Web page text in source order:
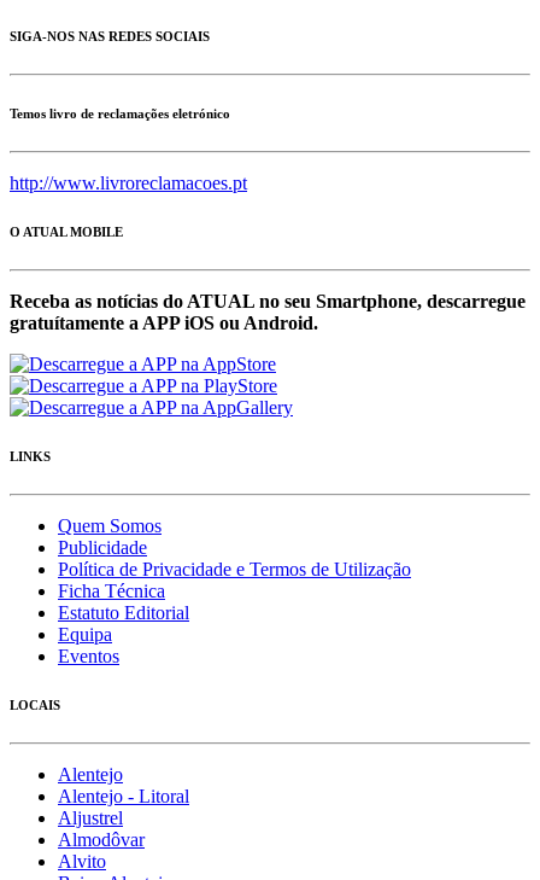
SIGA-NOS NAS REDES SOCIAIS
Temos livro de reclamações eletrónico
http://www.livroreclamacoes.pt
O ATUAL MOBILE
Receba as notícias do ATUAL no seu Smartphone, descarregue
gratuítamente a APP iOS ou Android.
LINKS
Quem Somos
Publicidade
Política de Privacidade e Termos de Utilização
Ficha Técnica
Estatuto Editorial
Equipa
Eventos
LOCAIS
Alentejo
Alentejo - Litoral
Aljustrel
Almodôvar
Alvito